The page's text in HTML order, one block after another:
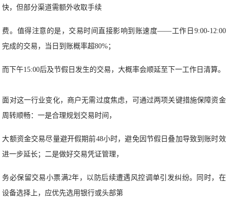
快，但部分渠道需额外收取手续
费。值得注意的是，交易时间直接影响到账速度——工作日9:00-12:00
完成的交易，当日到账概率超80%；
而下午15:00后及节假日发生的交易，大概率会顺延至下一工作日清算。
面对这一行业变化，商户无需过度焦虑，可通过两项关键措施保障资金
周转顺畅：一是合理规划交易时间，
大额资金交易尽量避开假期前48小时，避免因节假日叠加导致到账时效
进一步延长；二是做好交易凭证管理，
务必保留交易小票满2年，以防后续遭遇风控调单引发纠纷。同时，在
设备选择上，应优先选用银行或头部第